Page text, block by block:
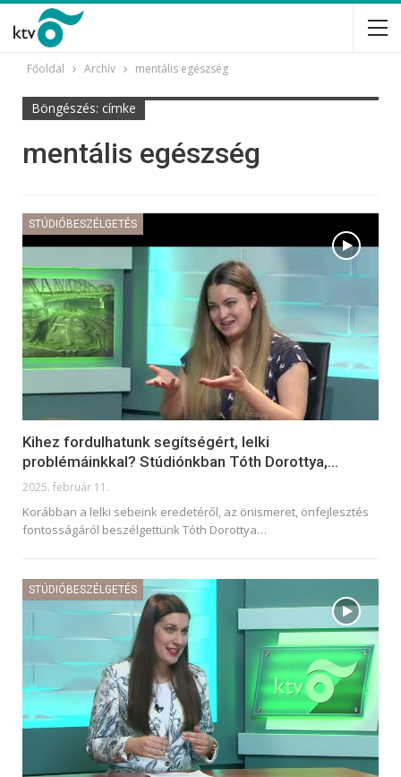
Főoldal Archív mentális egészség
Böngészés: címke
mentális egészség
STÚDIÓBESZÉLGETÉS
Kihez fordulhatunk segítségért, lelki
problémáinkkal? Stúdiónkban Tóth Dorottya,…
2025. február 11.
Korábban a lelki sebeink eredetéről, az önismeret, önfejlesztés
fontosságáról beszélgettünk Tóth Dorottya…
STÚDIÓBESZÉLGETÉS